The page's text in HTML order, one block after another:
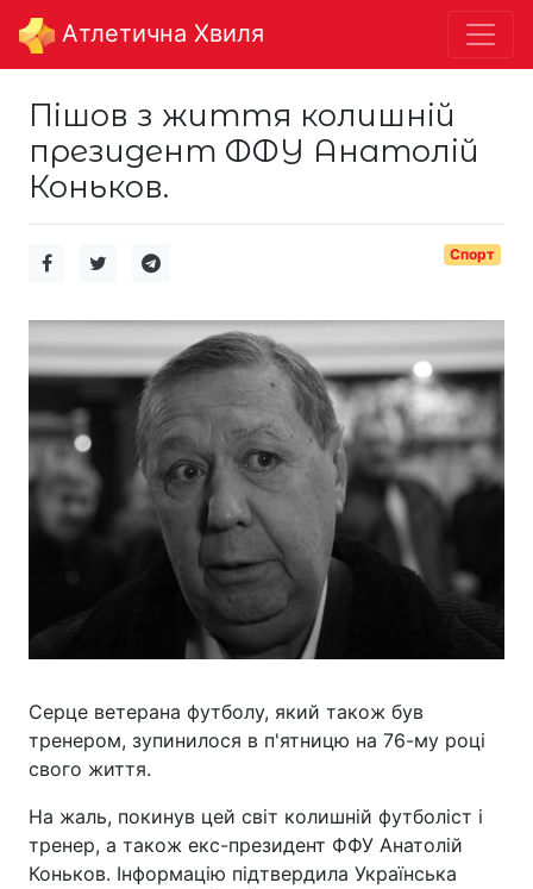
Aтлетична Хвиля
Пішов з життя колишній
президент ФФУ Анатолій
Коньков.
Спорт
Серце ветерана футболу, який також був
тренером, зупинилося в п'ятницю на 76-му році
свого життя.
На жаль, покинув цей світ колишній футболіст і
тренер, а також екс-президент ФФУ Анатолій
Коньков. Інформацію підтвердила Українська